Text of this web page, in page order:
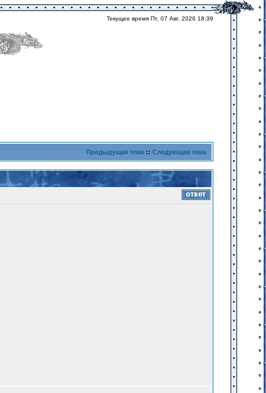
Текущее время Пт, 07 Авг, 2026 18:39
Предыдущая тема :: Следующая тема